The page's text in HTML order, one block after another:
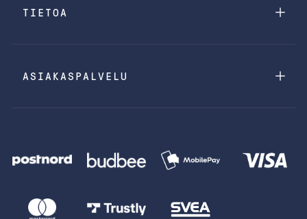
TIETOA
ASIAKASPALVELU